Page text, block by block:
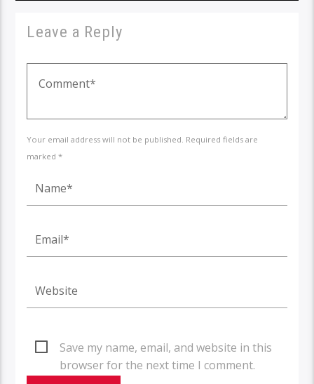
Leave a Reply
Your email address will not be published. Required fields are
marked *
Save my name, email, and website in this
browser for the next time I comment.